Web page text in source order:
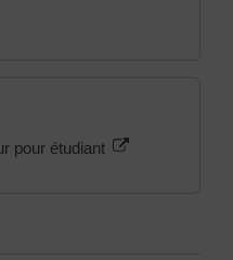
pour étudiant